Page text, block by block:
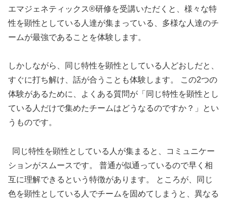
エマジェネティックス®研修を受講いただくと、様々な特
性を顕性としている人達が集まっている、多様な人達のチ
ームが最強であることを体験します。
しかしながら、同じ特性を顕性としている人どおしだと、
すぐに打ち解け、話が合うことも体験します。 この2つの
体験があるために、よくある質問が「同じ特性を顕性とし
ている人だけで集めたチームはどうなるのですか？」とい
うものです。
同じ特性を顕性としている人が集まると、コミュニケー
ションがスムースです。 普通が似通っているので早く相
互に理解できるという特徴があります。 ところが、同じ
色を顕性としている人でチームを固めてしまうと、異なる